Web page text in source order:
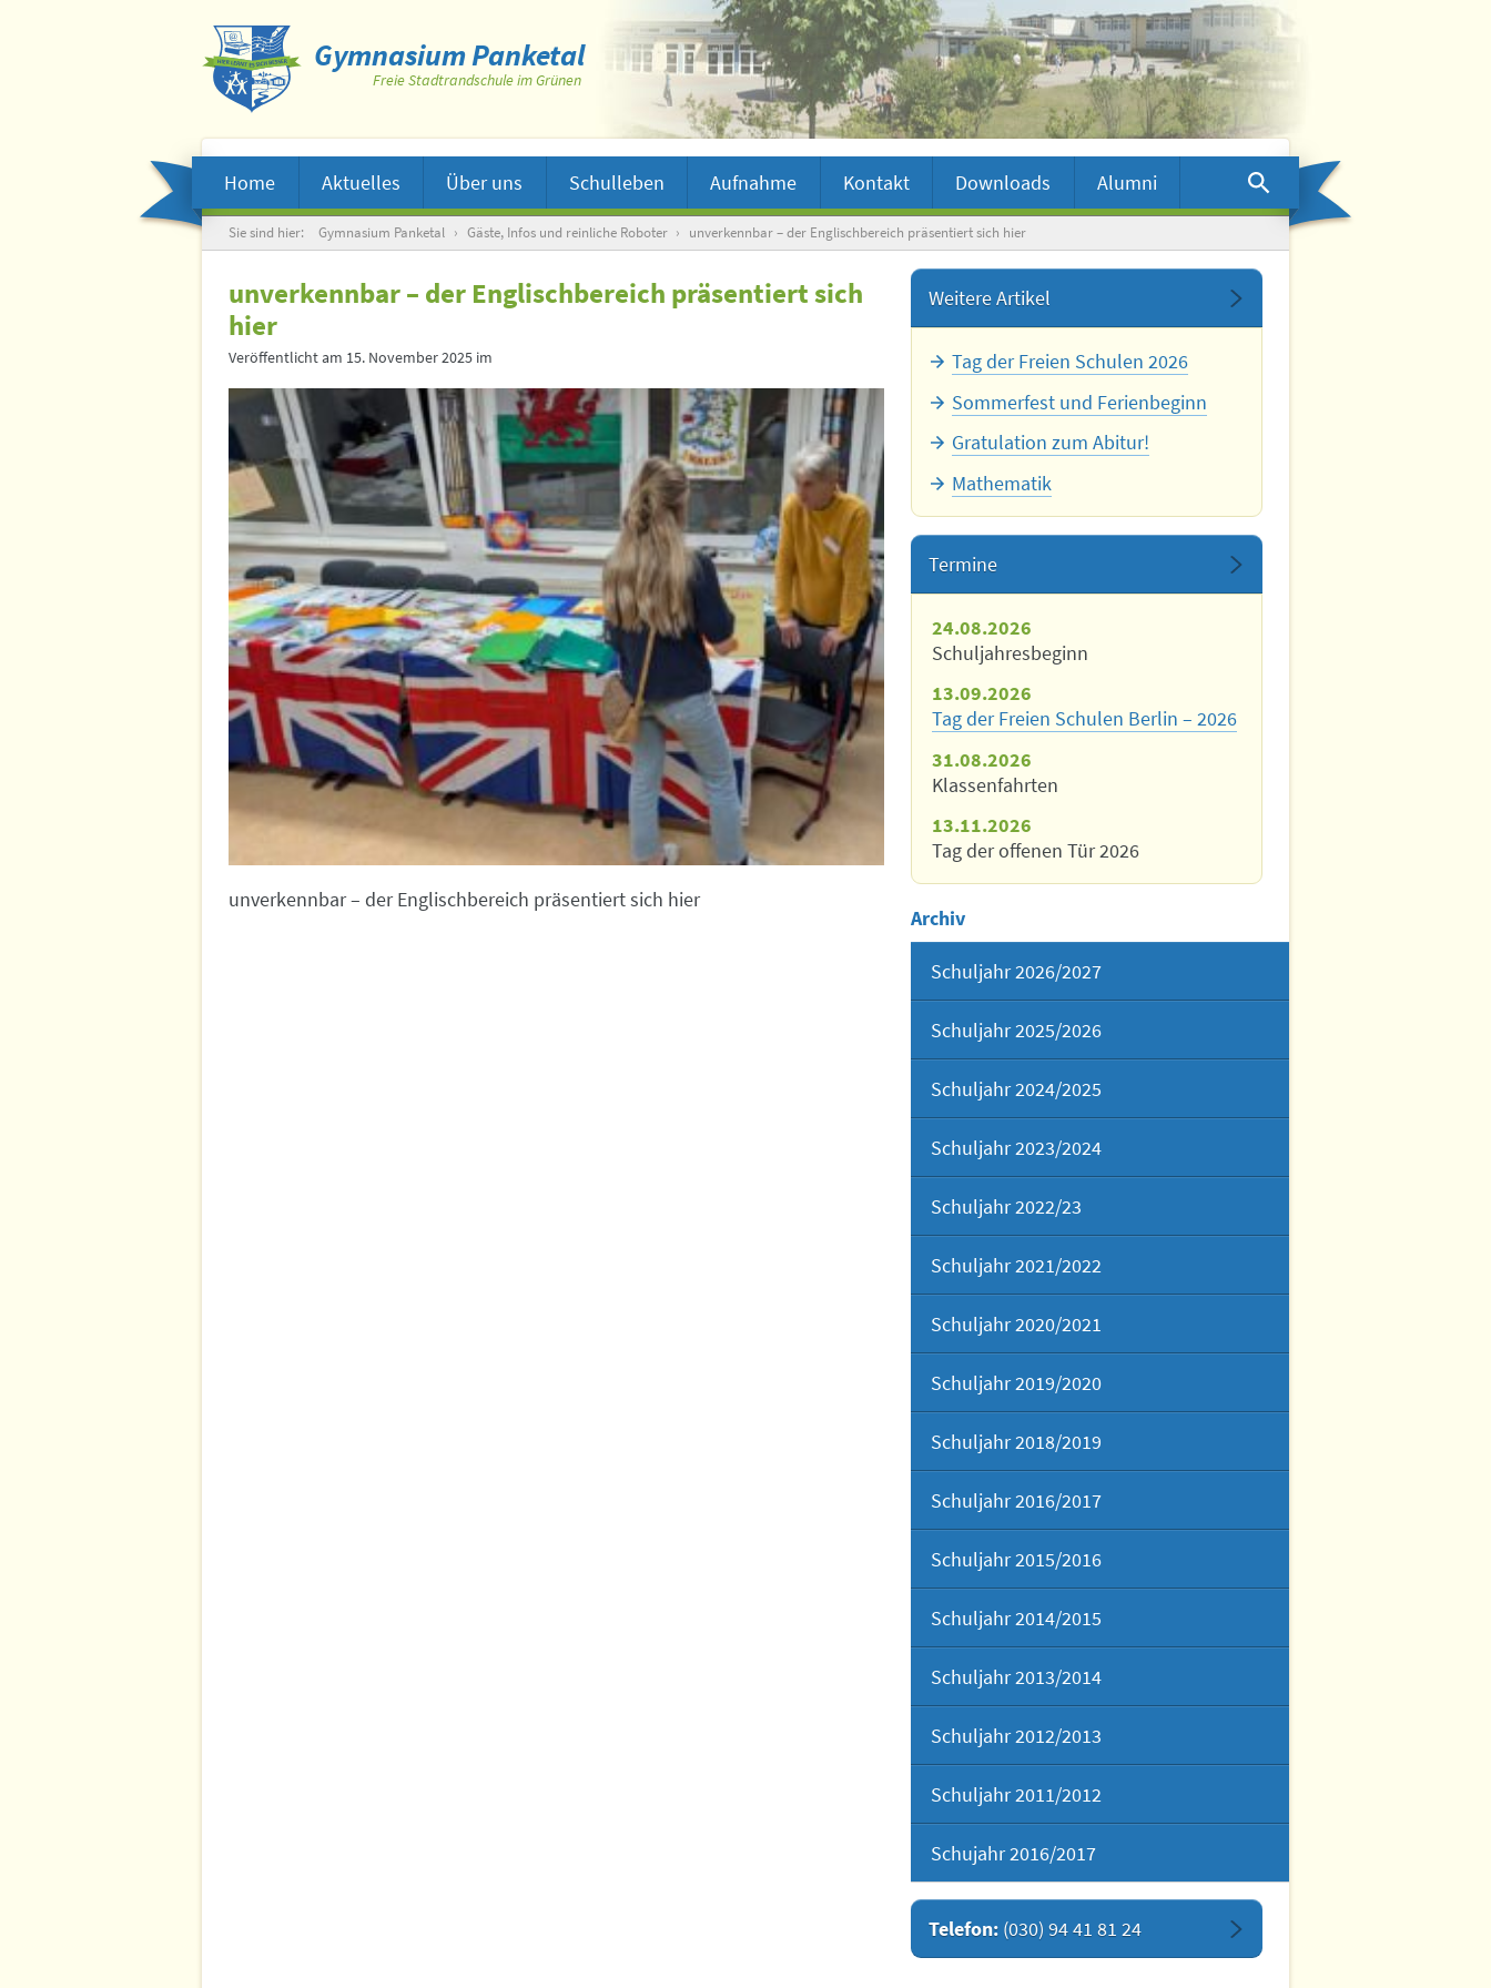
Gymnasium Panketal
Freie Stadtrandschule im Grünen
Home Aktuelles Über uns Schulleben Aufnahme Kontakt Downloads
Alumni
Suche
Sie sind hier: Gymnasium Panketal › Gäste, Infos und reinliche Roboter › unverkennbar – der Englischbereich präsentiert sich hier
unverkennbar – der Englischbereich präsentiert sich
hier
Veröffentlicht am 15. November 2025 im
unverkennbar – der Englischbereich präsentiert sich hier
Weitere Artikel
Tag der Freien Schulen 2026
Sommerfest und Ferienbeginn
Gratulation zum Abitur!
Mathematik
Termine
24.08.2026
Schuljahresbeginn
13.09.2026
Tag der Freien Schulen Berlin – 2026
31.08.2026
Klassenfahrten
13.11.2026
Tag der offenen Tür 2026
Archiv
Schuljahr 2026/2027
Schuljahr 2025/2026
Schuljahr 2024/2025
Schuljahr 2023/2024
Schuljahr 2022/23
Schuljahr 2021/2022
Schuljahr 2020/2021
Schuljahr 2019/2020
Schuljahr 2018/2019
Schuljahr 2016/2017
Schuljahr 2015/2016
Schuljahr 2014/2015
Schuljahr 2013/2014
Schuljahr 2012/2013
Schuljahr 2011/2012
Schujahr 2016/2017
Telefon: (030) 94 41 81 24